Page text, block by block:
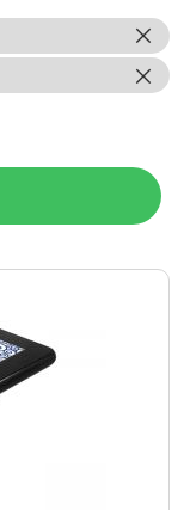
Esse
Item
Esse